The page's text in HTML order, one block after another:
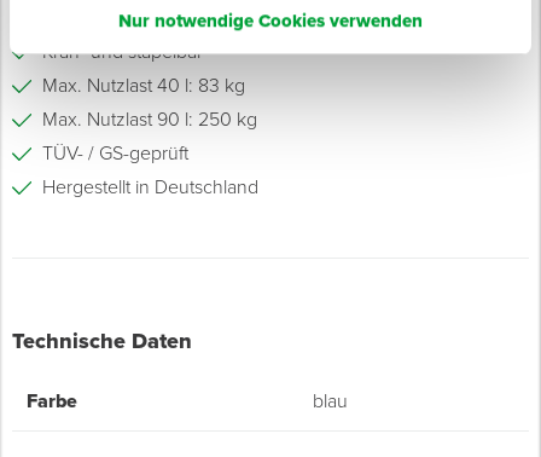
Nur notwendige Cookies verwenden
Kälte- und UV-beständig
Kran- und stapelbar
Max. Nutzlast 40 l: 83 kg
Max. Nutzlast 90 l: 250 kg
TÜV- / GS-geprüft
Hergestellt in Deutschland
Technische Daten
Farbe blau